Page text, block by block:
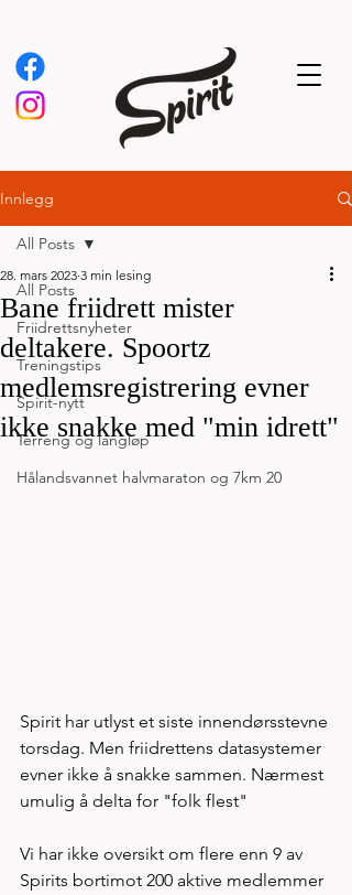
Innlegg
All Posts
Friidrettsnyheter
Treningstips
Spirit-nytt
Terreng og langløp
Hålandsvannet halvmaraton og 7km 20
All Posts
Bane friidrett mister
deltakere. Spoortz
medlemsregistrering evner
ikke snakke med "min idrett"
28. mars 2023 3 min lesing
Spirit har utlyst et siste innendørsstevne
torsdag. Men friidrettens datasystemer
evner ikke å snakke sammen. Nærmest
umulig å delta for "folk flest"
Vi har ikke oversikt om flere enn 9 av
Spirits bortimot 200 aktive medlemmer